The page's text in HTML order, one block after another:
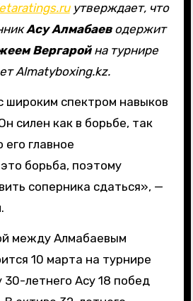
утверждает, что
Асу Алмабаеводержит
Вергаройна турнире
Almatyboxing.kz.
широким спектром навыков
силен как в борьбе, так
главное
борьба, поэтому
соперника сдаться», —
между Алмабаевым
10 марта на турнире
30-летнего Асу 18 побед